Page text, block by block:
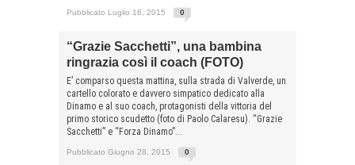
Pubblicato Luglio 16, 2015 0
“Grazie Sacchetti”, una bambina
ringrazia così il coach (FOTO)
E’ comparso questa mattina, sulla strada di Valverde, un
cartello colorato e davvero simpatico dedicato alla
Dinamo e al suo coach, protagonisti della vittoria del
primo storico scudetto (foto di Paolo Calaresu). “Grazie
Sacchetti” e “Forza Dinamo”...
Pubblicato Giugno 28, 2015 0